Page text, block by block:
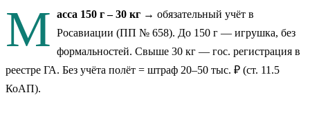
М асса 150 г – 30 кг → обязательный учёт в
Росавиации (ПП № 658). До 150 г — игрушка, без
формальностей. Свыше 30 кг — гос. регистрация в
реестре ГА. Без учёта полёт = штраф 20–50 тыс. ₽ (ст. 11.5
КоАП).